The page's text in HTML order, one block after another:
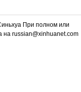
При полном или
на russian@xinhuanet.com